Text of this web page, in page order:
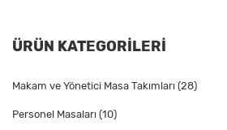
ÜRÜN KATEGORİLERİ
Makam ve Yönetici Masa Takımları (28)
Personel Masaları (10)